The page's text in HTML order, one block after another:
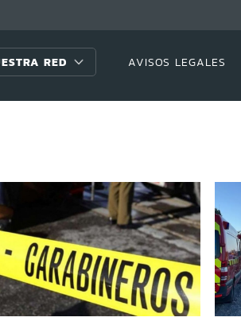
RED AVISOS LEGALES